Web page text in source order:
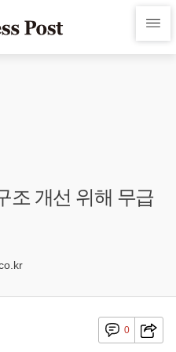
조 개선 위해 무급
0